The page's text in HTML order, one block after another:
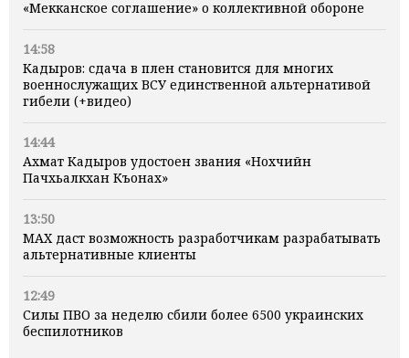
«Мекканское соглашение» о коллективной обороне
14:58
Кадыров: сдача в плен становится для многих
военнослужащих ВСУ единственной альтернативой
гибели (+видео)
14:44
Ахмат Кадыров удостоен звания «Нохчийн
Пачхьалкхан Къонах»
13:50
MAX даст возможность разработчикам разрабатывать
альтернативные клиенты
12:49
Силы ПВО за неделю сбили более 6500 украинских
беспилотников